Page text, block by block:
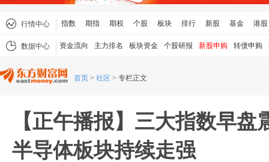
行情中心 指数 期指 期权 个股 板块 排行 新股 基金 港股
数据中心 资金流向 主力排名 板块资金 个股研报 新股申购 转债申购
首页 > 社区 > 专栏正文
【正午播报】三大指数早盘
半导体板块持续走强